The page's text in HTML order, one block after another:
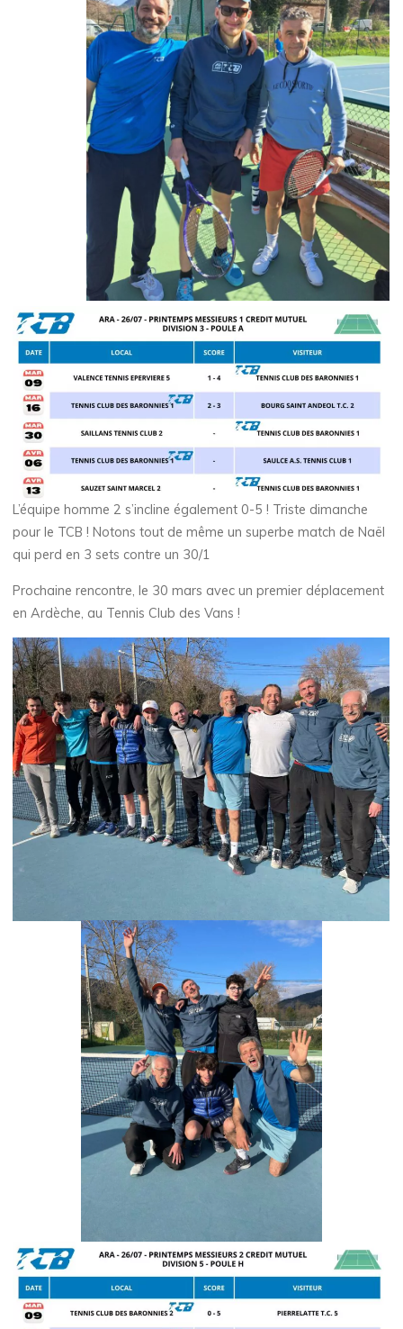
L’équipe homme 2 s’incline également 0-5 ! Triste dimanche
pour le TCB ! Notons tout de même un superbe match de Naël
qui perd en 3 sets contre un 30/1
Prochaine rencontre, le 30 mars avec un premier déplacement
en Ardèche, au Tennis Club des Vans !